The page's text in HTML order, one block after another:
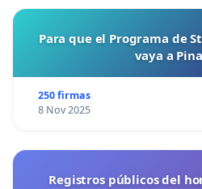
Para que el Programa de
vaya a
250 firmas
8 Nov 2025
Registros públicos del